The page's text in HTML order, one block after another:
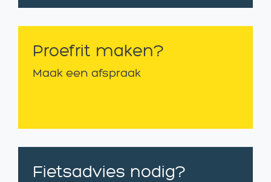
Proefrit maken?
Maak een afspraak
Fietsadvies nodig?